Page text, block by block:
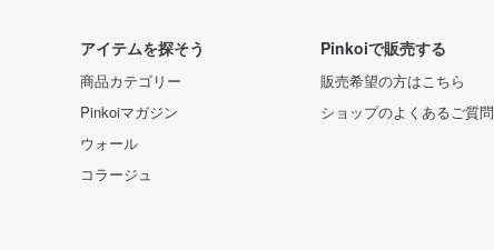
アイテムを探そう
商品カテゴリー
Pinkoiマガジン
ウォール
コラージュ
Pinkoiで販売する
販売希望の方はこちら
ショップのよくあるご質問